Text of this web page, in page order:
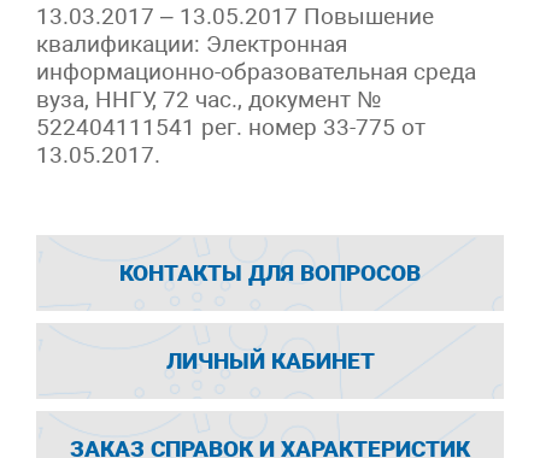
13.03.2017 – 13.05.2017 Повышение
квалификации: Электронная
информационно-образовательная среда
вуза, ННГУ, 72 час., документ №
522404111541 рег. номер 33-775 от
13.05.2017.
КОНТАКТЫ ДЛЯ ВОПРОСОВ
ЛИЧНЫЙ КАБИНЕТ
ЗАКАЗ СПРАВОК И ХАРАКТЕРИСТИК